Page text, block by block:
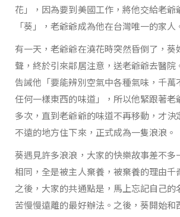
花」，因為要到美國工作，將他交給老爺
「葵」，老爺爺成為他在台灣唯一的家人
有一天，老爺爺在澆花時突然昏倒了，葵
聲，終於引來鄰居注意，送老爺爺去醫院
告誡他「要能辨別空氣中各種氣味，千萬
任何一樣東西的味道」，所以他緊跟著老
多次，直到老爺爺的味道不再移動，才決
不遠的地方住下來，正式成為一隻浪浪。
葵遇見許多浪浪，大家的快樂故事差不多
相同，全是被主人棄養，被棄養的理由千
之後，大家的共通點是，馬上忘記自己的
苦慢慢遠離的最好辦法。之後，葵開始和